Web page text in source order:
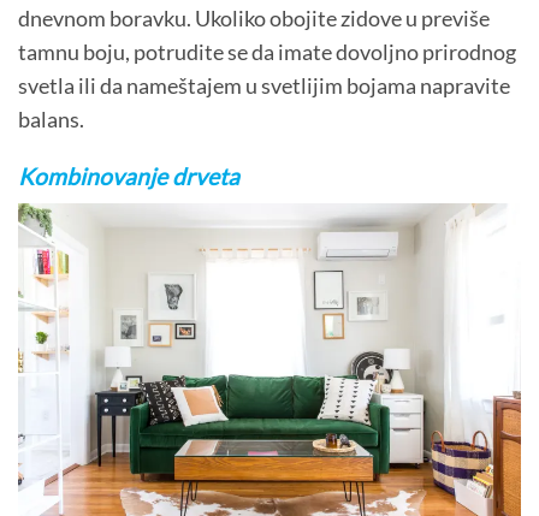
dnevnom boravku. Ukoliko obojite zidove u previše
tamnu boju, potrudite se da imate dovoljno prirodnog
svetla ili da nameštajem u svetlijim bojama napravite
balans.
Kombinovanje drveta